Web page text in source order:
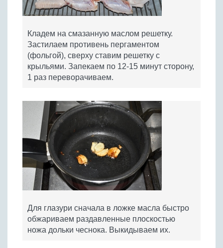
Кладем на смазанную маслом решетку.
Застилаем противень пергаментом
(фольгой), сверху ставим решетку с
крыльями. Запекаем по 12-15 минут сторону,
1 раз переворачиваем.
Для глазури сначала в ложке масла быстро
обжариваем раздавленные плоскостью
ножа дольки чеснока. Выкидываем их.